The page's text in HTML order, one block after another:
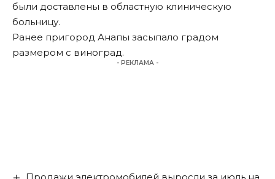
были доставлены в областную клиническую
больницу.
Ранее пригород Анапы засыпало градом
размером с виноград.
- РЕКЛАМА -